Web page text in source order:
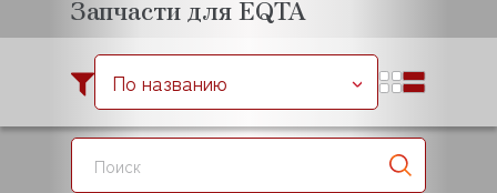
Запчасти для EQTA
По названию